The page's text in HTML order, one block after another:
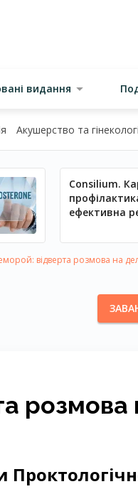
видання
Акушерство та
Consilium.
ефективна
відверта розмова на
розмова